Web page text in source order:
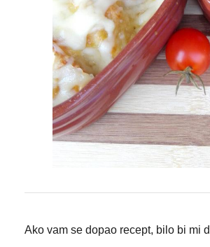
Ako vam se dopao recept, bilo bi mi